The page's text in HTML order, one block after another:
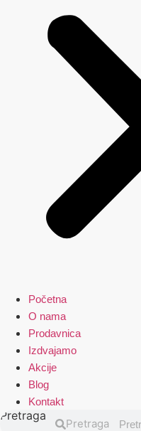
Početna
O nama
Prodavnica
Izdvajamo
Akcije
Blog
Kontakt
Pretraga
Pretraga